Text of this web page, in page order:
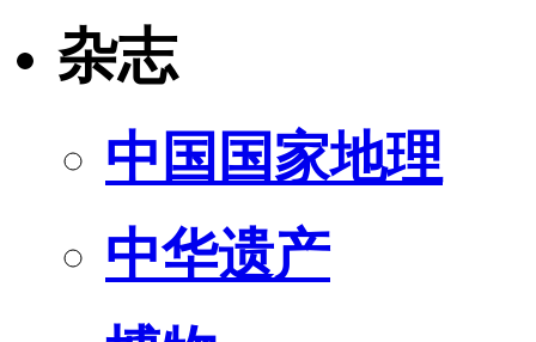
杂志
中国国家地理
中华遗产